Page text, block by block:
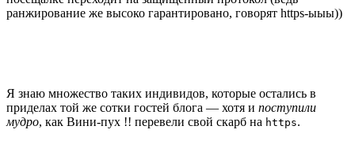
ранжирование же высоко гарантировано, говорят https-ыыы))
Я знаю множество таких индивидов, которые остались в
приделах той же сотки гостей блога — хотя и поступили
мудро, как Вини-пух !! перевели свой скарб на https.